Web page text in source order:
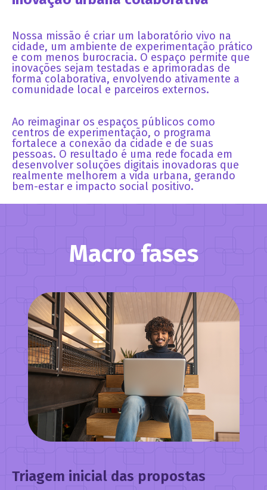
Nossa missão é criar um laboratório vivo na
cidade, um ambiente de experimentação prático
e com menos burocracia. O espaço permite que
inovações sejam testadas e aprimoradas de
forma colaborativa, envolvendo ativamente a
comunidade local e parceiros externos.
Ao reimaginar os espaços públicos como
centros de experimentação, o programa
fortalece a conexão da cidade e de suas
pessoas. O resultado é uma rede focada em
desenvolver soluções digitais inovadoras que
realmente melhorem a vida urbana, gerando
bem-estar e impacto social positivo.
Macro fases
Triagem inicial das propostas